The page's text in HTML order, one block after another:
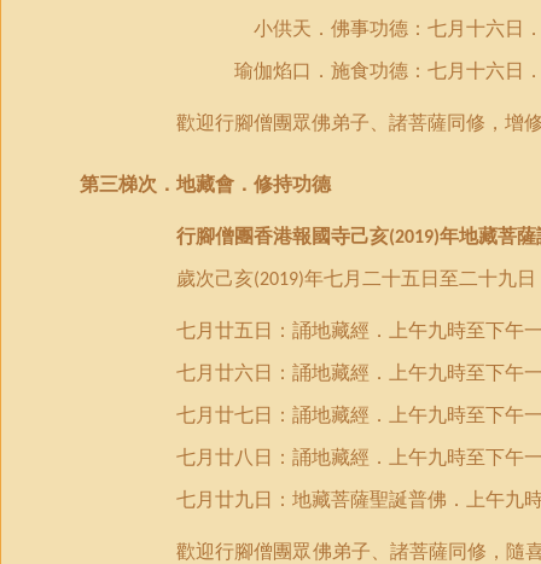
小供天．佛事功德：七月十六日．
瑜伽焰口．施食功德：七月十六日．
歡迎行腳僧團眾佛弟子、諸菩薩同修，增
第三梯次． 地藏會．修持功德
行腳僧團香港報國寺己亥(2019)年地藏菩
歲次己亥(2019)年七月二十五日至二十九
七月廿五日：誦地藏經．上午九時至下午
七月廿六日：誦地藏經．上午九時至下午
七月廿七日：誦地藏經．上午九時至下午
七月廿八日：誦地藏經．上午九時至下午
七月廿九日：地藏菩薩聖誕普佛．上午九
歡迎行腳僧團眾佛弟子、諸菩薩同修，隨